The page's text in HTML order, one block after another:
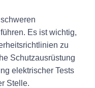
Es ist wichtig,
zu
Schutzausrüstung
elektrischer Tests
Stelle.